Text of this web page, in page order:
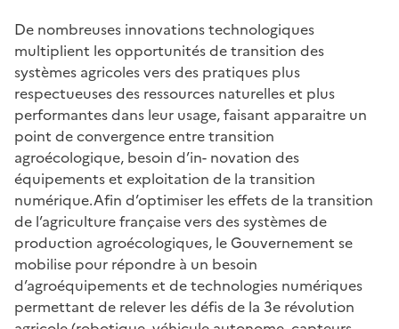
De nombreuses innovations technologiques
multiplient les opportunités de transition des
systèmes agricoles vers des pratiques plus
respectueuses des ressources naturelles et plus
performantes dans leur usage, faisant apparaitre un
point de convergence entre transition
agroécologique, besoin d’in- novation des
équipements et exploitation de la transition
numérique.Afin d’optimiser les effets de la transition
de l’agriculture française vers des systèmes de
production agroécologiques, le Gouvernement se
mobilise pour répondre à un besoin
d’agroéquipements et de technologies numériques
permettant de relever les défis de la 3e révolution